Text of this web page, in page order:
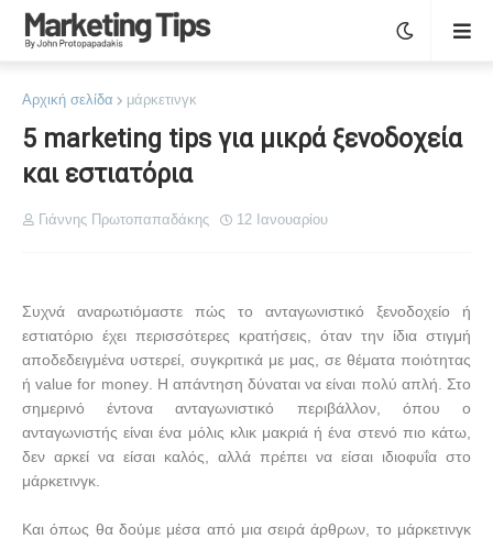
Αρχική σελίδα μάρκετινγκ
5 marketing tips για μικρά ξενοδοχεία
και εστιατόρια
Γιάννης Πρωτοπαπαδάκης 12 Ιανουαρίου
Συχνά αναρωτιόμαστε πώς το ανταγωνιστικό ξενοδοχείο ή
εστιατόριο έχει περισσότερες κρατήσεις, όταν την ίδια στιγμή
αποδεδειγμένα υστερεί, συγκριτικά με μας, σε θέματα ποιότητας
ήvalue for money. Η απάντηση δύναται να είναι πολύ απλή. Στο
σημερινό έντονα ανταγωνιστικό περιβάλλον, όπου ο
ανταγωνιστής είναι ένα μόλις κλικ μακριά ή ένα στενό πιο κάτω,
δεν αρκεί να είσαι καλός, αλλά πρέπει να είσαι ιδιοφυΐα στο
μάρκετινγκ.
Και όπως θα δούμε μέσα από μια σειρά άρθρων, το μάρκετινγκ